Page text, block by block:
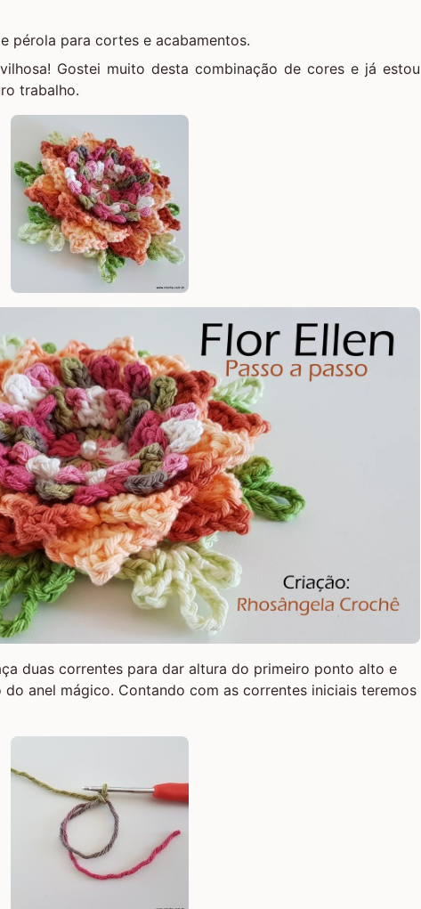
pérola para cortes e acabamentos.
Gostei muito desta combinação de cores e já estou
trabalho.
duas correntes para dar altura do primeiro ponto alto e
anel mágico. Contando com as correntes iniciais teremos